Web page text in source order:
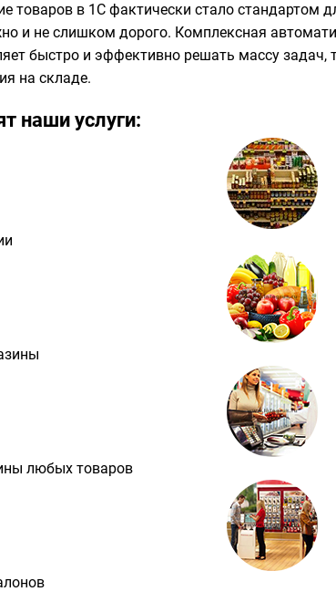
товаров в 1С фактически стало стандартом
и не слишком дорого. Комплексная
быстро и эффективно решать массу
на складе.
наши услуги:
любых товаров